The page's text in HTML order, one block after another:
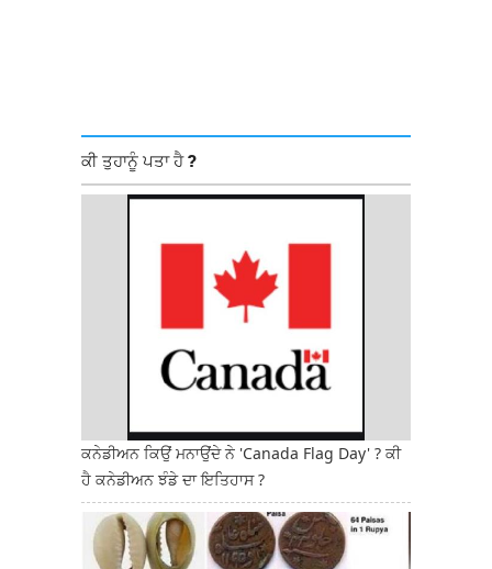
ਕੀ ਤੁਹਾਨੂੰ ਪਤਾ ਹੈ ?
ਕਨੇਡੀਅਨ ਕਿਉਂ ਮਨਾਉਂਦੇ ਨੇ 'Canada Flag Day' ? ਕੀ
ਹੈ ਕਨੇਡੀਅਨ ਝੰਡੇ ਦਾ ਇਤਿਹਾਸ ?